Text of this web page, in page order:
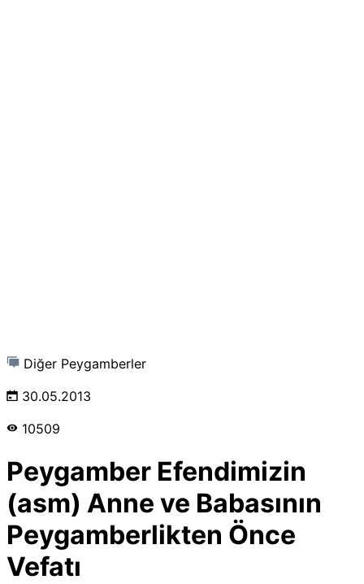
Diğer Peygamberler
30.05.2013
10509
Peygamber Efendimizin
(asm) Anne ve Babasının
Peygamberlikten Önce
Vefatı